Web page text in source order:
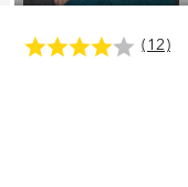
(12)